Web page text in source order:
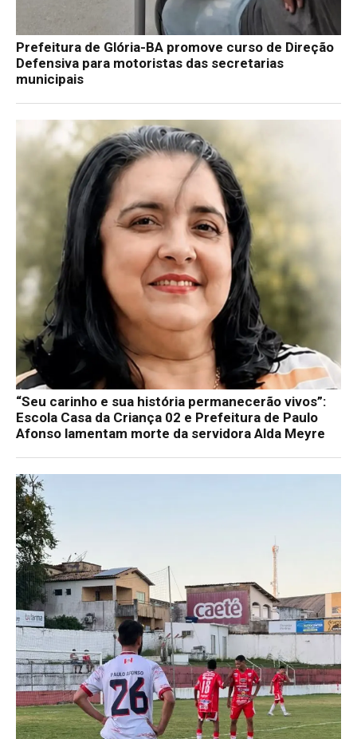
Prefeitura de Glória-BA promove curso de Direção
Defensiva para motoristas das secretarias
municipais
“Seu carinho e sua história permanecerão vivos”:
Escola Casa da Criança 02 e Prefeitura de Paulo
Afonso lamentam morte da servidora Alda Meyre